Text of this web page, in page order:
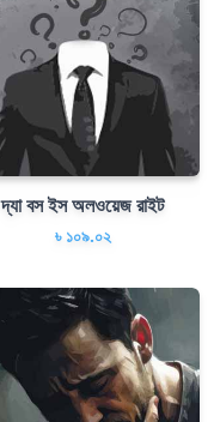
দ্যা বস ইস অলওয়েজ রাইট
৳ ১০৯.০২